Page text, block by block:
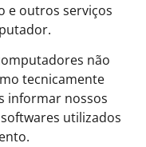
e outros serviços
não
tecnicamente
informar nossos
utilizados